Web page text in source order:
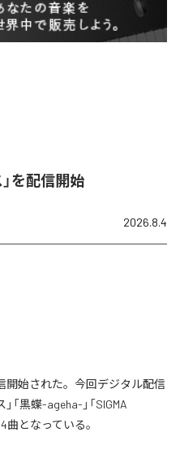
を配信開始
2026.8.4
開始された。今回デジタル配信
「黒蝶-ageha-」「SIGMA
曲となっている。